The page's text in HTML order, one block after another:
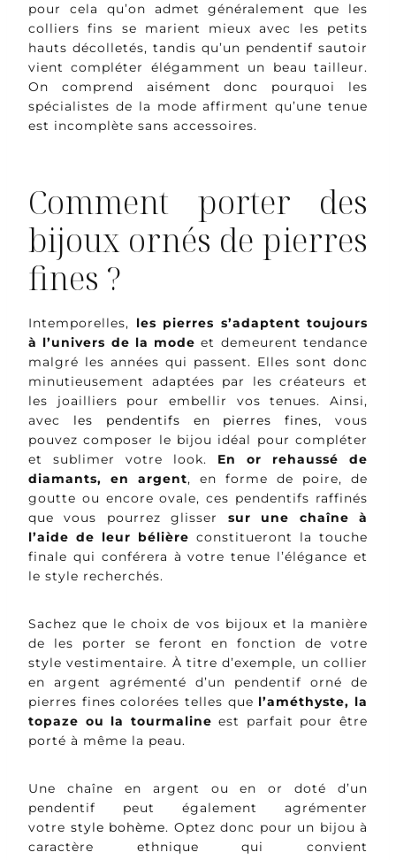
pour cela qu’on admet généralement que les
colliers fins se marient mieux avec les petits
hauts décolletés, tandis qu’un pendentif sautoir
vient compléter élégamment un beau tailleur.
On comprend aisément donc pourquoi les
spécialistes de la mode affirment qu’une tenue
est incomplète sans accessoires.
Comment porter des
bijoux ornés de pierres
fines ?
Intemporelles, les pierres s’adaptent toujours
à l’univers de la mode et demeurent tendance
malgré les années qui passent. Elles sont donc
minutieusement adaptées par les créateurs et
les joailliers pour embellir vos tenues. Ainsi,
avec les pendentifs en pierres fines, vous
pouvez composer le bijou idéal pour compléter
et sublimer votre look. En or rehaussé de
diamants, en argent, en forme de poire, de
goutte ou encore ovale, ces pendentifs raffinés
que vous pourrez glisser sur une chaîne à
l’aide de leur bélière constitueront la touche
finale qui conférera à votre tenue l’élégance et
le style recherchés.
Sachez que le choix de vos bijoux et la manière
de les porter se feront en fonction de votre
style vestimentaire. À titre d’exemple, un collier
en argent agrémenté d’un pendentif orné de
pierres fines colorées telles que l’améthyste, la
topaze ou la tourmaline est parfait pour être
porté à même la peau.
Une chaîne en argent ou en or doté d’un
pendentif peut également agrémenter
votre style bohème. Optez donc pour un bijou à
caractère ethnique qui convient